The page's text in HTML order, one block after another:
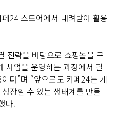
24 스토어에서 내려받아 활용
전략을 바탕으로 쇼핑몰을 구
사업을 운영하는 과정에서 필
다”며 “앞으로도 카페24는 개
장할 수 있는 생태계를 만들
다.